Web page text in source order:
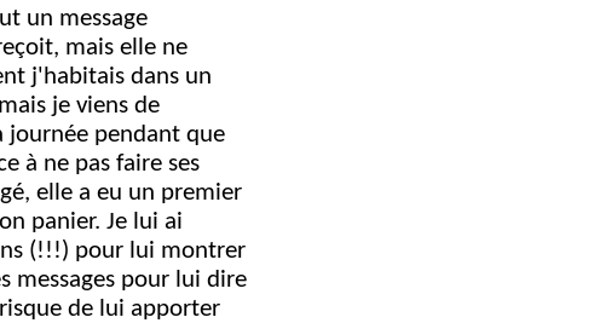
un message
mais elle ne
j'habitais dans un
je viens de
journée pendant que
à ne pas faire ses
elle a eu un premier
panier. Je lui ai
(!!!) pour lui montrer
messages pour lui dire
de lui apporter